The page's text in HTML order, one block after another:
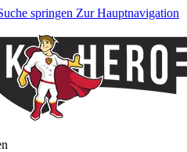
springen Zur Hauptnavigation